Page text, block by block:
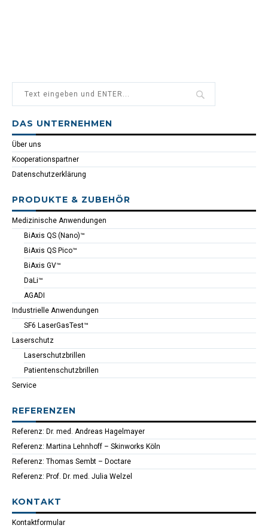
DAS UNTERNEHMEN
Über uns
Kooperationspartner
Datenschutzerklärung
PRODUKTE & ZUBEHÖR
Medizinische Anwendungen
BiAxis QS (Nano)™
BiAxis QS Pico™
BiAxis GV™
DaLi™
AGADI
Industrielle Anwendungen
SF6 LaserGasTest™
Laserschutz
Laserschutzbrillen
Patientenschutzbrillen
Service
REFERENZEN
Referenz: Dr. med. Andreas Hagelmayer
Referenz: Martina Lehnhoff – Skinworks Köln
Referenz: Thomas Sembt – Doctare
Referenz: Prof. Dr. med. Julia Welzel
KONTAKT
Kontaktformular